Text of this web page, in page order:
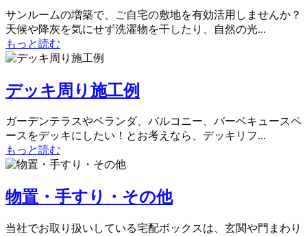
サンルームの増築で、ご自宅の敷地を有効活用しませんか？
天候や降灰を気にせず洗濯物を干したり、自然の光...
もっと読む
デッキ周り施工例
ガーデンテラスやベランダ、バルコニー、バーベキュースペ
ースをデッキにしたい！とお考えなら、デッキリフ...
もっと読む
物置・手すり・その他
当社でお取り扱いしている宅配ボックスは、玄関や門まわり